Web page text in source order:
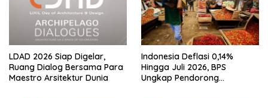
LDAD 2026 Siap Digelar,
Ruang Dialog Bersama Para
Maestro Arsitektur Dunia
Indonesia Deflasi 0,14%
Hingga Juli 2026, BPS
Ungkap Pendorong